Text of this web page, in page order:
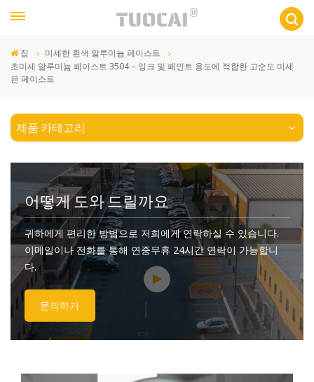
집
미세한 흰색 알루미늄 페이스트
초미세 알루미늄 페이스트 3504 – 잉크 및 페인트 용도에 적합한 고순도 미세
은 페이스트
제품 카테고리
어떻게 도와 드릴까요
귀하에게 편리한 방법으로 저희에게 연락하실 수 있습니다.
이메일이나 전화를 통해 연중무휴 24시간 연락이 가능합니
다.
문의하기